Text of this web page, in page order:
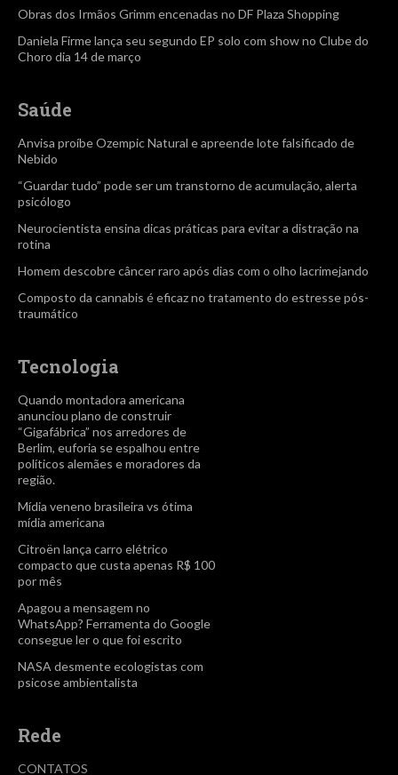
Obras dos Irmãos Grimm encenadas no DF Plaza Shopping
Daniela Firme lança seu segundo EP solo com show no Clube do
Choro dia 14 de março
Saúde
Anvisa proíbe Ozempic Natural e apreende lote falsificado de
Nebido
“Guardar tudo” pode ser um transtorno de acumulação, alerta
psicólogo
Neurocientista ensina dicas práticas para evitar a distração na
rotina
Homem descobre câncer raro após dias com o olho lacrimejando
Composto da cannabis é eficaz no tratamento do estresse pós-
traumático
Tecnologia
Quando montadora americana
anunciou plano de construir
“Gigafábrica” nos arredores de
Berlim, euforia se espalhou entre
políticos alemães e moradores da
região.
Mídia veneno brasileira vs ótima
mídia americana
Citroën lança carro elétrico
compacto que custa apenas R$ 100
por mês
Apagou a mensagem no
WhatsApp? Ferramenta do Google
consegue ler o que foi escrito
NASA desmente ecologistas com
psicose ambientalista
Rede
CONTATOS